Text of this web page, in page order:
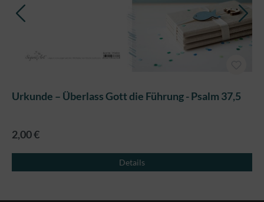
Urkunde – Überlass Gott die Führung - Psalm 37,5
2,00 €
Details